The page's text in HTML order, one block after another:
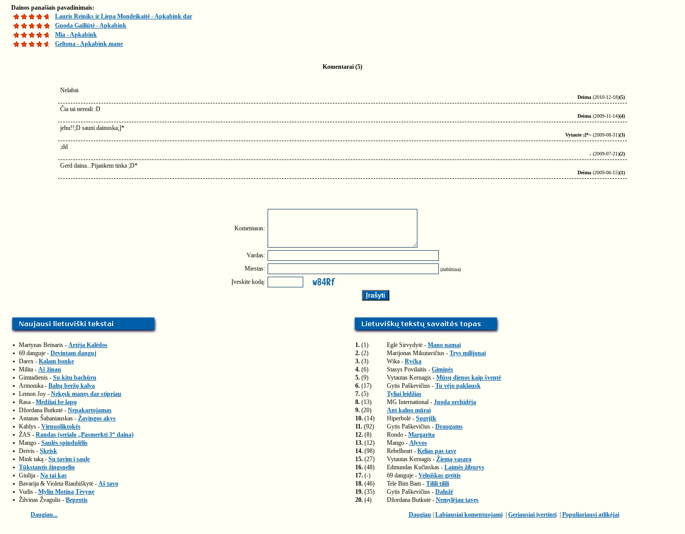
Dainos panašiais pavadinimais:
Lauris Reiniks ir Liepa Mondeikaitė - Apkabink dar
Guoda Gailiūtė - Apkabink
Mia - Apkabink
Geltona - Apkabink mane
Komentarai (5)
Nelabai
Deima (2010-12-18)(5)
Čia tai nereali :D
Deima (2009-11-14)(4)
jehu!!;D sauni dainuska;]*
Vytaute ;]*~ (2009-08-31)(3)
;dd
. (2009-07-21)(2)
Gerd daina...Pijankem tinka ;D*
Deima (2009-06-15)(1)
Komentaras:
Vardas:
Miestas:
(nebūtina)
Įveskite kodą:
▪ Martynas Beinaris - Artėja Kalėdos
▪ 69 danguje - Devintam danguj
▪ Darex - Kalam bonkę
▪ Milita - Aš žinau
▪ Gimtadienis - Su kitu bachūru
▪ Armonika - Baltų beržų kalva
▪ Lemon Joy - Nekęsk manęs dar stipriau
▪ Rasa - Medžiai be lapų
▪ Džordana Butkutė - Nepakartojamas
▪ Antanas Šabaniauskas - Žavingos akys
▪ Kablys - Vienuoliktokės
▪ ŽAS - Randas (serialo „Pasmerkti 3“ daina)
▪ Mango - Saulės spindulėlis
▪ Deivis - Skrisk
▪ Mink taką - Su tavim į saulę
▪ Tūkstantis žingsnelių
▪ Giulija - Na tai kas
▪ Bavarija & Violeta Riaubiškytė - Aš tavo
▪ Vudis - Myliu Motiną Tėvynę
▪ Žilvinas Žvagulis - Beprotis
Daugiau...
1. (1) Eglė Sirvydytė - Mano namai
2. (2) Marijonas Mikutavičius - Trys milijonai
3. (3) Wika - Ryčka
4. (6) Stasys Povilaitis - Giminės
5. (9) Vytautas Kernagis - Mūsų dienos kaip šventė
6. (17) Gytis Paškevičius - Tu vėjo paklausk
7. (5)
Tyliai leidžias
8. (13) MG International - Juoda orchidėja
9. (20)
Ant kalno mūrai
10. (14) Hiperbolė - Sugrįžk
11. (92) Gytis Paškevičius - Draugams
12. (8) Rondo - Margarita
13. (12) Mango - Alyvos
14. (98) Rebelheart - Kelias pas tave
15. (27) Vytautas Kernagis - Žiemą vasarą
16. (48) Edmundas Kučinskas - Laimės žiburys
17. (-) 69 danguje - Velniškas greitis
18. (46) Tele Bim Bam - Tilili tilili
19. (35) Gytis Paškevičius - Dalužė
20. (4) Džordana Butkutė - Nemylėjau tavęs
Daugiau| Labiausiai komentuojami| Geriausiai įvertinti| Populiariausi atlikėjai